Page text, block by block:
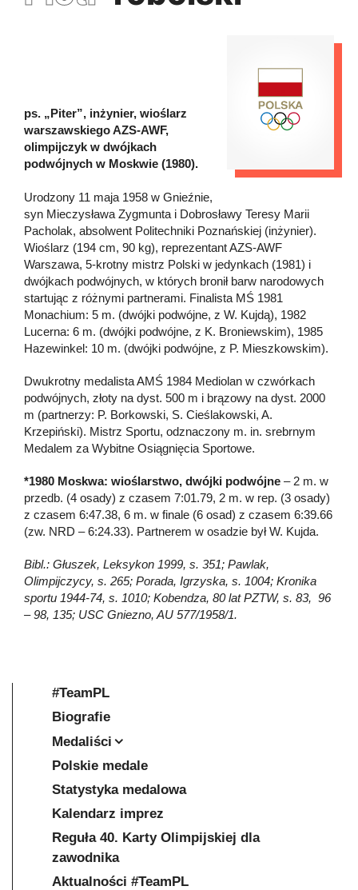
ps. „Piter”, inżynier, wioślarz
warszawskiego AZS-AWF,
olimpijczyk w dwójkach
podwójnych w Moskwie (1980).
Urodzony 11 maja 1958 w Gnieźnie,
syn Mieczysława Zygmunta i Dobrosławy Teresy Marii
Pacholak, absolwent Politechniki Poznańskiej (inżynier).
Wioślarz (194 cm, 90 kg), reprezentant AZS-AWF
Warszawa, 5-krotny mistrz Polski w jedynkach (1981) i
dwójkach podwójnych, w których bronił barw narodowych
startując z różnymi partnerami. Finalista MŚ 1981
Monachium: 5 m. (dwójki podwójne, z W. Kujdą), 1982
Lucerna: 6 m. (dwójki podwójne, z K. Broniewskim), 1985
Hazewinkel: 10 m. (dwójki podwójne, z P. Mieszkowskim).
Dwukrotny medalista AMŚ 1984 Mediolan w czwórkach
podwójnych, złoty na dyst. 500 m i brązowy na dyst. 2000
m (partnerzy: P. Borkowski, S. Cieślakowski, A.
Krzepiński). Mistrz Sportu, odznaczony m. in. srebrnym
Medalem za Wybitne Osiągnięcia Sportowe.
*1980 Moskwa: wioślarstwo, dwójki podwójne – 2 m. w
przedb. (4 osady) z czasem 7:01.79, 2 m. w rep. (3 osady)
z czasem 6:47.38, 6 m. w finale (6 osad) z czasem 6:39.66
(zw. NRD – 6:24.33). Partnerem w osadzie był W. Kujda.
Bibl.: Głuszek, Leksykon 1999, s. 351; Pawlak,
Olimpijczycy, s. 265; Porada, Igrzyska, s. 1004; Kronika
sportu 1944-74, s. 1010; Kobendza, 80 lat PZTW, s. 83, 96
– 98, 135; USC Gniezno, AU 577/1958/1.
#TeamPL
Biografie
Medaliści
Polskie medale
Statystyka medalowa
Kalendarz imprez
Reguła 40. Karty Olimpijskiej dla
zawodnika
Aktualności #TeamPL